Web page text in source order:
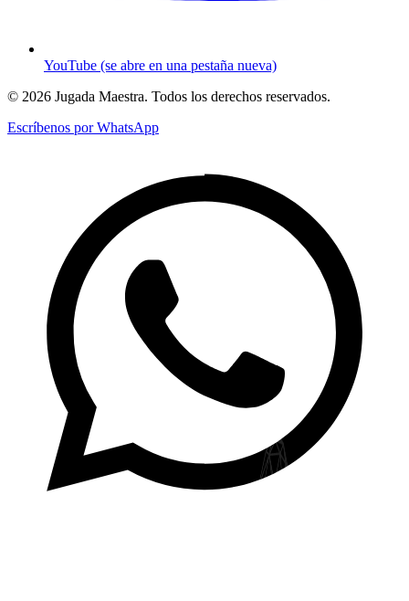
YouTube (se abre en una pestaña nueva)
© 2026 Jugada Maestra. Todos los derechos reservados.
Escríbenos por WhatsApp